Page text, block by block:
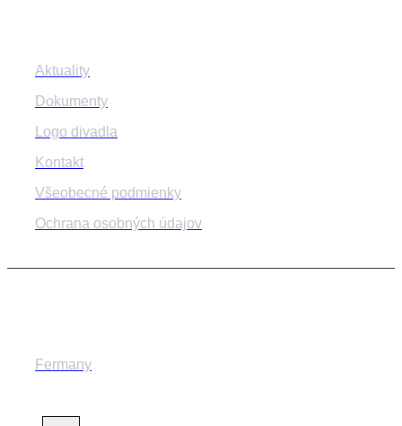
Aktuality
Dokumenty
Logo divadla
Kontakt
Všeobecné podmienky
Ochrana osobných údajov
Fermany